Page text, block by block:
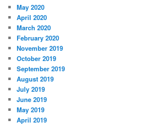
May 2020
April 2020
March 2020
February 2020
November 2019
October 2019
September 2019
August 2019
July 2019
June 2019
May 2019
April 2019